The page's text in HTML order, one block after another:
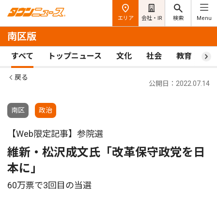
エリア 会社・IR 検索 Menu
南区版
すべて トップニュース 文化 社会 教育 ス
戻る
南区 政治
公開日：2022.07.14
【Web限定記事】参院選
維新・松沢成文氏「改革保守政党を日
本に」
60万票で3回目の当選